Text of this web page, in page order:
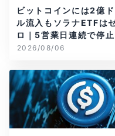
ビットコインには2億ド
ル流入もソラナETFは
ロ｜5営業日連続で停止
2026/08/06